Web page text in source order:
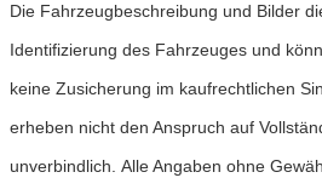
Die Fahrzeugbeschreibung und Bilder
Identifizierung des Fahrzeuges und
keine Zusicherung im kaufrechtlichen
erheben nicht den Anspruch auf
unverbindlich. Alle Angaben ohne